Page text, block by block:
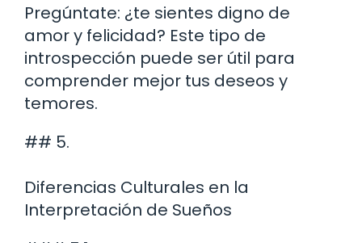
Pregúntate: ¿te sientes digno de
amor y felicidad? Este tipo de
introspección puede ser útil para
comprender mejor tus deseos y
temores.
## 5.
Diferencias Culturales en la
Interpretación de Sueños